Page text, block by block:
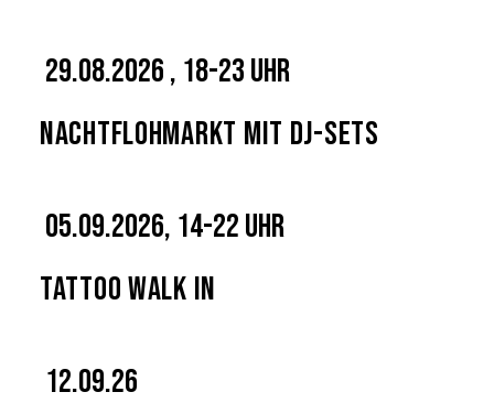
29.08.2026 , 18-23 Uhr
Nachtflohmarkt mit DJ-Sets
05.09.2026, 14-22 Uhr
Tattoo Walk In
12.09.26